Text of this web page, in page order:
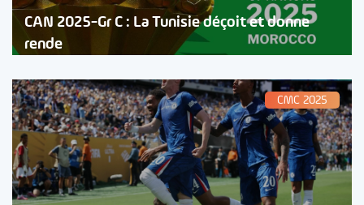
CAN 2025-Gr C : La Tunisie déçoit et donne
rende
CMC 2025